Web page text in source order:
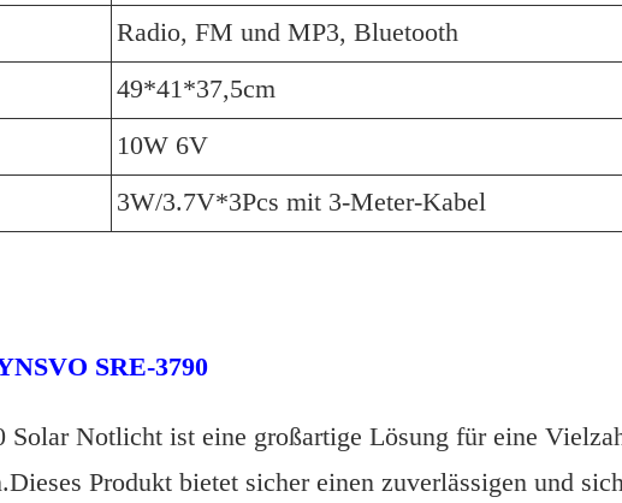
Radio, FM und MP3, Bluetooth
49*41*37,5cm
10W 6V
3W/3.7V*3Pcs mit 3-Meter-Kabel
SRE-3790
Solar Notlicht ist eine großartige Lösung für eine
Produkt bietet sicher einen zuverlässigen und